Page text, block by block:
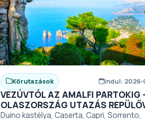
Körutazások Indul: 2026-
VEZÚVTÓL AZ AMALFI PARTOKIG -
OLASZORSZÁG UTAZÁS
Duino kastélya, Caserta, Capri, Sorrento,